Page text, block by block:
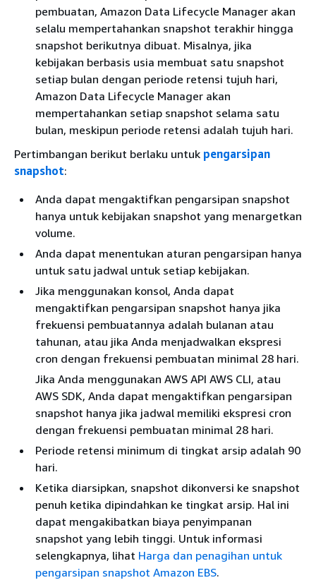
pembuatan, Amazon Data Lifecycle Manager akan
selalu mempertahankan snapshot terakhir hingga
snapshot berikutnya dibuat. Misalnya, jika
kebijakan berbasis usia membuat satu snapshot
setiap bulan dengan periode retensi tujuh hari,
Amazon Data Lifecycle Manager akan
mempertahankan setiap snapshot selama satu
bulan, meskipun periode retensi adalah tujuh hari.
Pertimbangan berikut berlaku untuk pengarsipan
snapshot:
Anda dapat mengaktifkan pengarsipan snapshot
hanya untuk kebijakan snapshot yang menargetkan
volume.
Anda dapat menentukan aturan pengarsipan hanya
untuk satu jadwal untuk setiap kebijakan.
Jika menggunakan konsol, Anda dapat
mengaktifkan pengarsipan snapshot hanya jika
frekuensi pembuatannya adalah bulanan atau
tahunan, atau jika Anda menjadwalkan ekspresi
cron dengan frekuensi pembuatan minimal 28 hari.
Jika Anda menggunakan AWS API AWS CLI, atau
AWS SDK, Anda dapat mengaktifkan pengarsipan
snapshot hanya jika jadwal memiliki ekspresi cron
dengan frekuensi pembuatan minimal 28 hari.
Periode retensi minimum di tingkat arsip adalah 90
hari.
Ketika diarsipkan, snapshot dikonversi ke snapshot
penuh ketika dipindahkan ke tingkat arsip. Hal ini
dapat mengakibatkan biaya penyimpanan
snapshot yang lebih tinggi. Untuk informasi
selengkapnya, lihat Harga dan penagihan untuk
pengarsipan snapshot Amazon EBS.